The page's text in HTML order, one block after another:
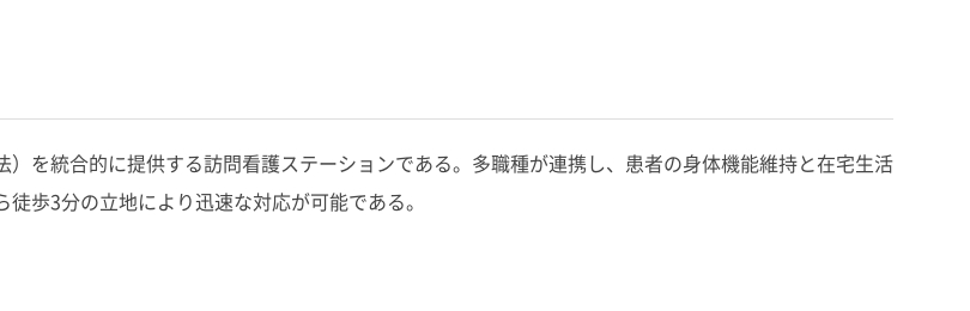
を統合的に提供する訪問看護ステーションである。多職種が連携し、患者の身体機能維持と在宅生活
歩3分の立地により迅速な対応が可能である。